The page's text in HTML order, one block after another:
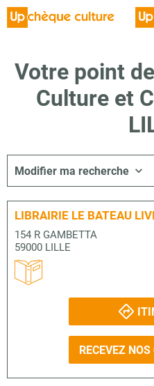
Votre point
Culture et
Modifier ma recherche
LIBRAIRIE LE BATEAU
154 R GAMBETTA
59000 LILLE
RECEVEZ